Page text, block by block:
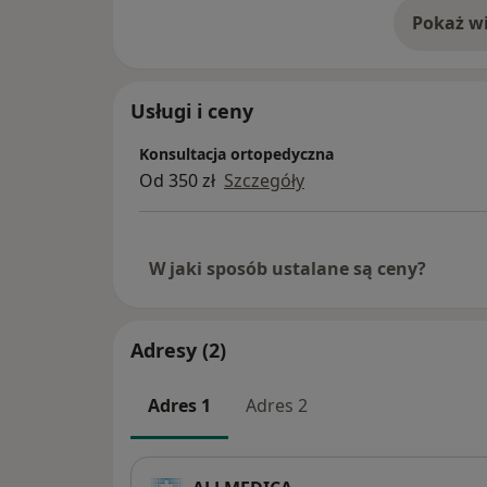
Pokażo
Usługi i ceny
Konsultacja ortopedyczna
Od 350 zł Szczegóły
W jaki sposób ustalane są ceny?
Adresy (2)
Adres 1 Adres 2